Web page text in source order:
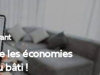
les économies
bâti !